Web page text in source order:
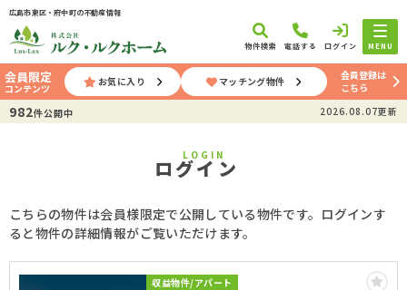
広島市東区・府中町の不動産情報
物件検索 電話する ログイン MENU
会員限定
コンテンツ
お気に入り マッチング物件
会員登録は
こちら
982件公開中 2026.08.07更新
ログイン
LOGIN
こちらの物件は会員様限定で公開している物件です。ログインす
ると物件の詳細情報がご覧いただけます。
収益物件/アパート